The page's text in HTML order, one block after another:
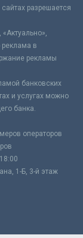
разрешается
реклама в
рекламы
банковских
и услугах можно
банка.
операторов
1-Б, 3-й этаж